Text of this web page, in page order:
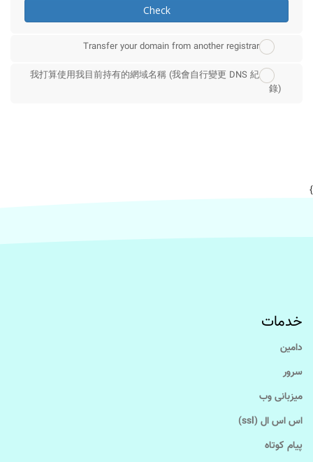
Check
Transfer your domain from another registrar
我打算使用我目前持有的網域名稱 (我會自行變更 DNS 紀
錄)
}
خدمات
دامین
سرور
میزبانی وب
اس اس ال (ssl)
پیام کوتاه